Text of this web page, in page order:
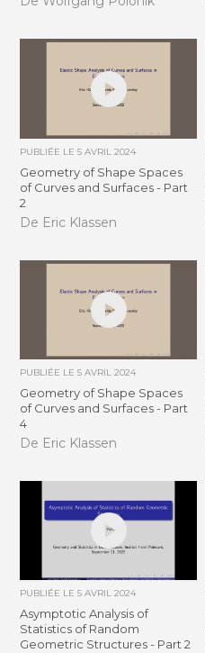
PUBLIÉE LE5 AVRIL 2024
Geometry of Shape Spaces
of Curves and Surfaces - Part
2
De Eric Klassen
PUBLIÉE LE5 AVRIL 2024
Geometry of Shape Spaces
of Curves and Surfaces - Part
4
De Eric Klassen
PUBLIÉE LE5 AVRIL 2024
Asymptotic Analysis of
Statistics of Random
Geometric Structures - Part 2